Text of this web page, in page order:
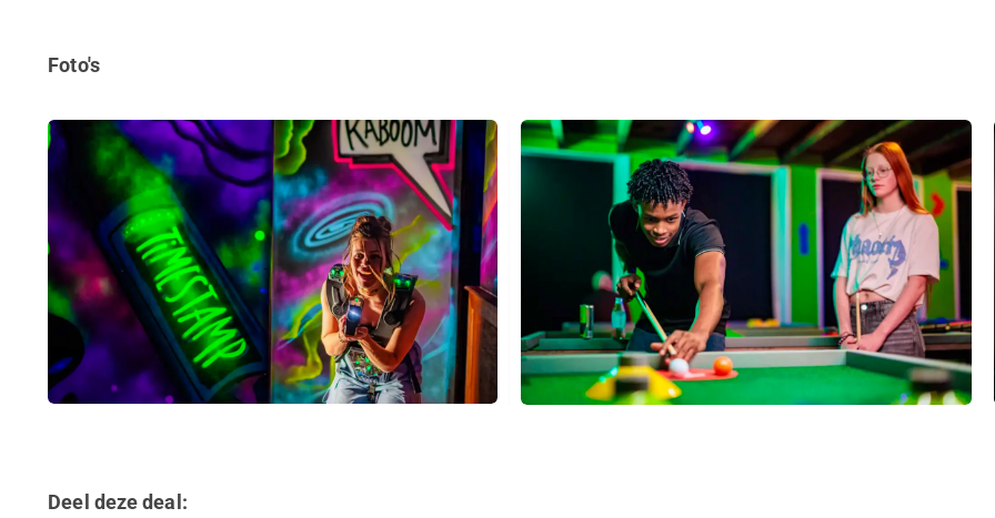
Foto's
Deel deze deal: